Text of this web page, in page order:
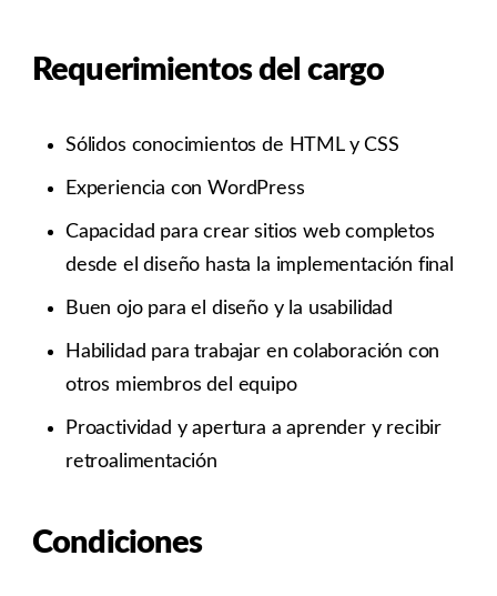
Requerimientos del cargo
Sólidos conocimientos de HTML y CSS
Experiencia con WordPress
Capacidad para crear sitios web completos
desde el diseño hasta la implementación final
Buen ojo para el diseño y la usabilidad
Habilidad para trabajar en colaboración con
otros miembros del equipo
Proactividad y apertura a aprender y recibir
retroalimentación
Condiciones